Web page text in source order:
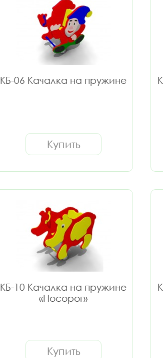
КБ-06 Качалка на пружине
Купить
КБ-10 Качалка на пружине
«Носорог»
Купить